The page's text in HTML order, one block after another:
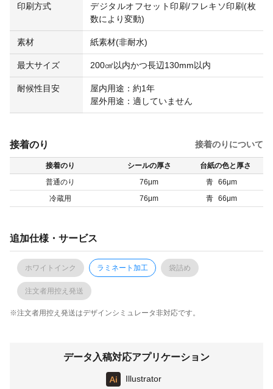
データ入稿対応アプリケーション
Illustrator
印刷方式
デジタルオフセット印刷/フレキソ印刷(枚
数により変動)
素材 紙素材(非耐水)
最大サイズ 200㎠以内かつ長辺130mm以内
耐候性目安
屋内用途：約1年
屋外用途：適していません
接着のり 接着のりについて
接着のり シールの厚さ
台紙の色と厚さ
普通のり
76μm 青 66μm
冷蔵用
76μm 青 66μm
追加仕様・サービス
ホワイトインク ラミネート加工 袋詰め
注文者用控え発送
※注文者用控え発送はデザインシミュレータ非対応です。